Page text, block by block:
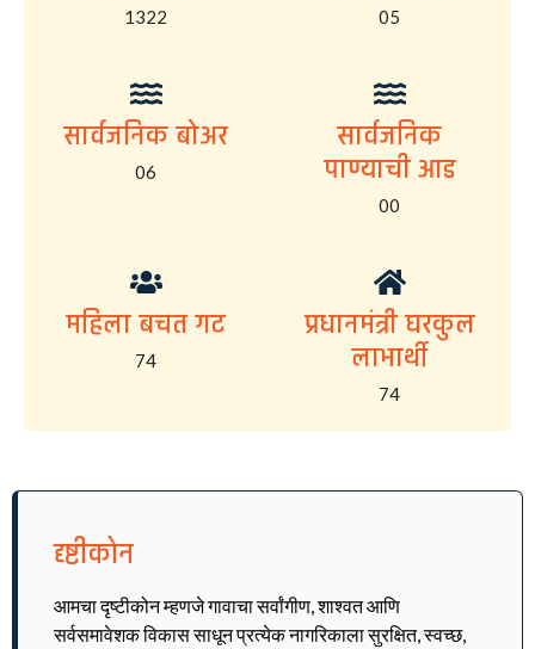
1322 05
सार्वजनिक बोअर
06
सार्वजनिक
पाण्याची आड
00
महिला बचत गट
74
प्रधानमंत्री घरकुल
लाभार्थी
74
दृष्टीकोन
आमचा दृष्टीकोन म्हणजे गावाचा सर्वांगीण, शाश्वत आणि
सर्वसमावेशक विकास साधून प्रत्येक नागरिकाला सुरक्षित, स्वच्छ,